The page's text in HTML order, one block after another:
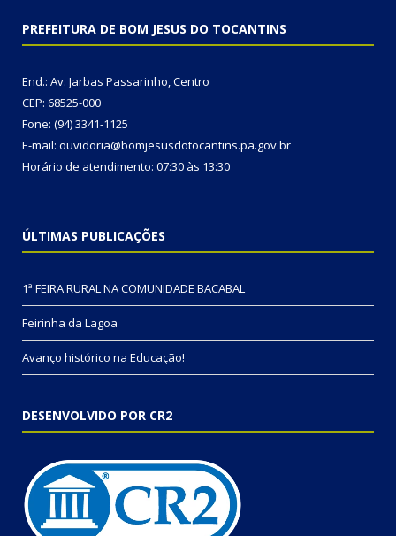
PREFEITURA DE BOM JESUS DO TOCANTINS
End.: Av. Jarbas Passarinho, Centro
CEP: 68525-000
Fone: (94) 3341-1125
E-mail: ouvidoria@bomjesusdotocantins.pa.gov.br
Horário de atendimento: 07:30 às 13:30
ÚLTIMAS PUBLICAÇÕES
1ª FEIRA RURAL NA COMUNIDADE BACABAL
Feirinha da Lagoa
Avanço histórico na Educação!
DESENVOLVIDO POR CR2